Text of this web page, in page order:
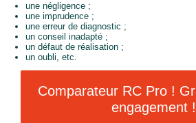
une négligence ;
une imprudence ;
une erreur de diagnostic ;
un conseil inadapté ;
un défaut de réalisation ;
un oubli, etc.
Comparateur RC Pro !
engagement !